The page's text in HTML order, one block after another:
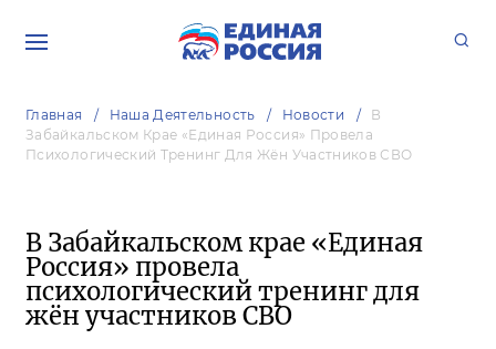
Главная Наша Деятельность Новости
В
Забайкальском Крае «Единая Россия» Провела
Психологический Тренинг Для Жён Участников СВО
В Забайкальском крае «Единая
Россия» провела
психологический тренинг для
жён участников СВО